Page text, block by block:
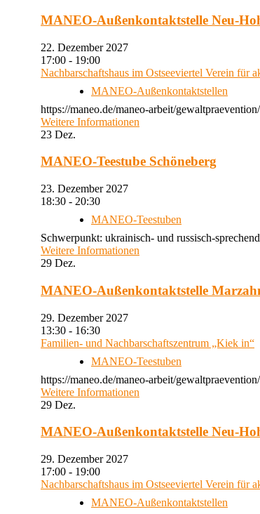
MANEO-Außenkontaktstelle Neu-
22. Dezember 2027
17:00 - 19:00
Nachbarschaftshaus im Ostseeviertel Verein für
MANEO-Außenkontaktstellen
https://maneo.de/maneo-arbeit/
Weitere Informationen
23 Dez.
MANEO-Teestube Schöneberg
23. Dezember 2027
18:30 - 20:30
MANEO-Teestuben
Schwerpunkt: ukrainisch- und russisch-
Weitere Informationen
29 Dez.
MANEO-Außenkontaktstelle
29. Dezember 2027
13:30 - 16:30
Familien- und Nachbarschaftszentrum „Kiek in“
MANEO-Teestuben
https://maneo.de/maneo-arbeit/
Weitere Informationen
29 Dez.
MANEO-Außenkontaktstelle Neu-
29. Dezember 2027
17:00 - 19:00
Nachbarschaftshaus im Ostseeviertel Verein für
MANEO-Außenkontaktstellen